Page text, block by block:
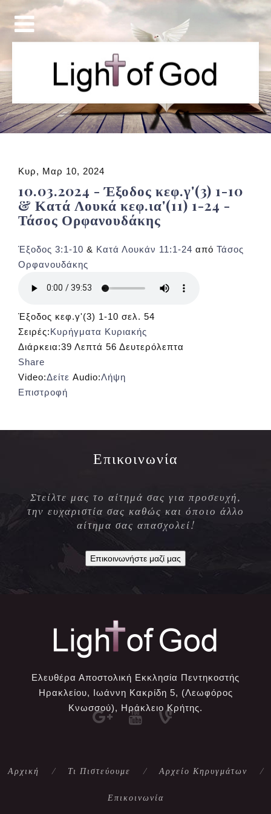
Κυρ, Μαρ 10, 2024
10.03.2024 - Έξοδος κεφ.γ'(3) 1-10
& Κατά Λουκά κεφ.ια'(11) 1-24 -
Τάσος Ορφανουδάκης
Έξοδος 3:1-10 & Κατά Λουκάν 11:1-24 από Τάσος
Ορφανουδάκης
Έξοδος κεφ.γ'(3) 1-10 σελ. 54
Σειρές:Κυρήγματα Κυριακής
Διάρκεια:39 Λεπτά 56 Δευτερόλεπτα
Share
Video:Δείτε Audio:Λήψη
Επιστροφή
Επικοινωνία
Στείλτε μας το αίτημά σας για προσευχή,
την ευχαριστία σας καθώς και όποιο άλλο
αίτημα σας απασχολεί!
Επικοινωνήστε μαζί μας
Ελευθέρα Αποστολική Εκκλησία Πεντηκοστής
Ηρακλείου, Ιωάννη Κακρίδη 5, (Λεωφόρος
Κνωσσού), Ηράκλειο Κρήτης.
Αρχική Τι Πιστεύουμε Αρχείο Κηρυγμάτων
Επικοινωνία